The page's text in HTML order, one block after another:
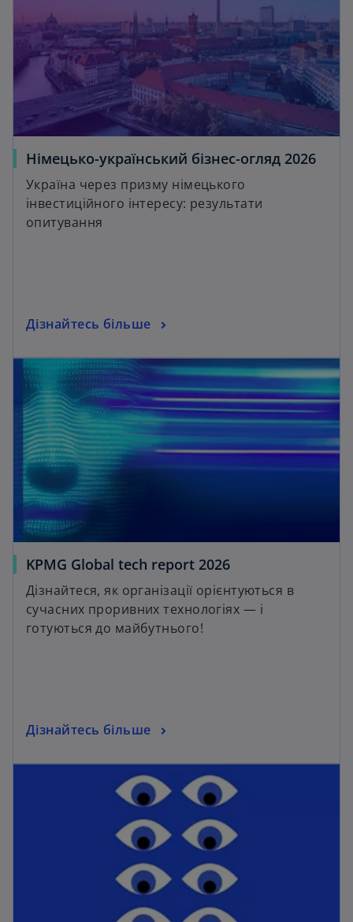
Німецько-український бізнес-огляд 2026
Україна через призму німецького
інвестиційного інтересу: результати
опитування
Дізнайтесь більше
KPMG Global tech report 2026
Дізнайтеся, як організації орієнтуються в
сучасних проривних технологіях — і
готуються до майбутнього!
Дізнайтесь більше